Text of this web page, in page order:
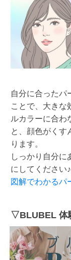
自分に合ったパ
ことで、大きな
ルカラーに合わ
と、顔色がくす
ります。
しっかり自分に
にしてください♪
図解でわかるパ
▽BLUBEL 体